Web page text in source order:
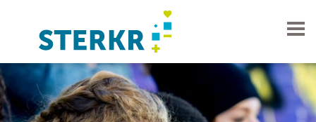
soorten psychische problemen